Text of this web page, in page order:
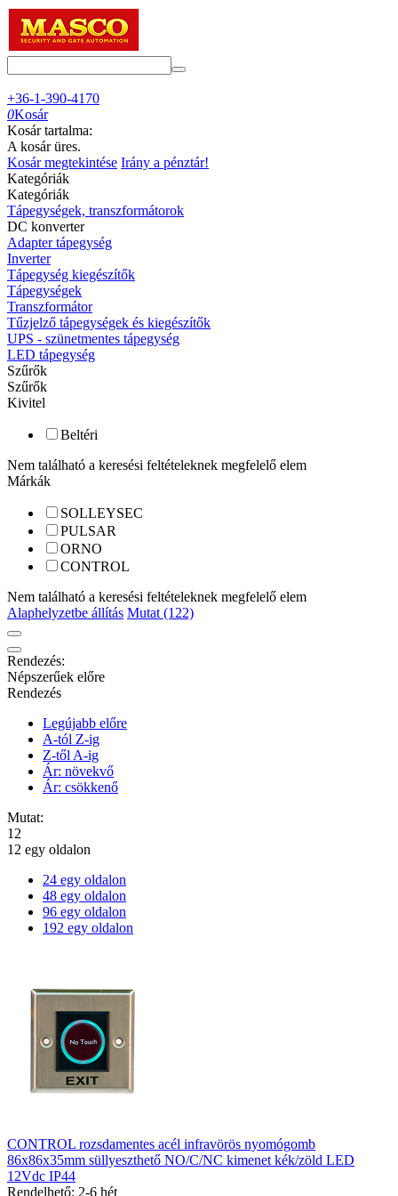
+36-1-390-4170
0Kosár
Kosár tartalma:
A kosár üres.
Kosár megtekintése Irány a pénztár!
Kategóriák
Kategóriák
Tápegységek, transzformátorok
DC konverter
Adapter tápegység
Inverter
Tápegység kiegészítők
Tápegységek
Transzformátor
Tűzjelző tápegységek és kiegészítők
UPS - szünetmentes tápegység
LED tápegység
Szűrők
Szűrők
Kivitel
Beltéri
Nem található a keresési feltételeknek megfelelő elem
Márkák
SOLLEYSEC
PULSAR
ORNO
CONTROL
Nem található a keresési feltételeknek megfelelő elem
Alaphelyzetbe állítás Mutat (122)
Rendezés:
Népszerűek előre
Rendezés
Legújabb előre
A-tól Z-ig
Z-től A-ig
Ár: növekvő
Ár: csökkenő
Mutat:
12
12 egy oldalon
24 egy oldalon
48 egy oldalon
96 egy oldalon
192 egy oldalon
CONTROL rozsdamentes acél infravörös nyomógomb
86x86x35mm süllyeszthető NO/C/NC kimenet kék/zöld LED
12Vdc IP44
Rendelhető: 2-6 hét